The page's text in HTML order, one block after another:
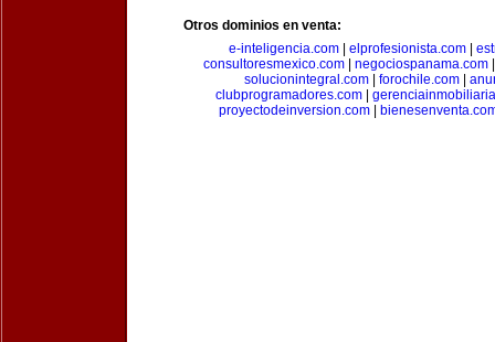
Otros dominios en venta:
e-inteligencia.com
elprofesionista.com
consultoresmexico.com| negociospanama.com
solucionintegral.com| forochile.com|
clubprogramadores.com
proyectodeinversion.com|